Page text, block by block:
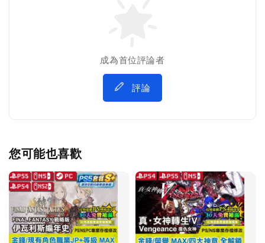
成為首位評論者
評論
您可能也喜歡